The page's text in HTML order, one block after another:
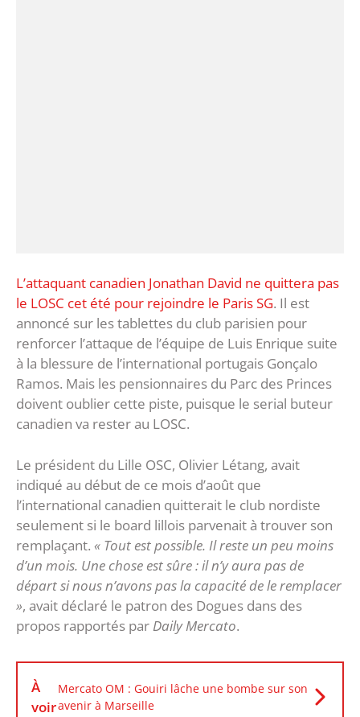
L’attaquant canadien Jonathan David ne quittera pas
le LOSC cet été pour rejoindre le Paris SG. Il est
annoncé sur les tablettes du club parisien pour
renforcer l’attaque de l’équipe de Luis Enrique suite
à la blessure de l’international portugais Gonçalo
Ramos. Mais les pensionnaires du Parc des Princes
doivent oublier cette piste, puisque le serial buteur
canadien va rester au LOSC.
Le président du Lille OSC, Olivier Létang, avait
indiqué au début de ce mois d’août que
l’international canadien quitterait le club nordiste
seulement si le board lillois parvenait à trouver son
remplaçant. « Tout est possible. Il reste un peu moins
d’un mois. Une chose est sûre : il n’y aura pas de
départ si nous n’avons pas la capacité de le remplacer
», avait déclaré le patron des Dogues dans des
propos rapportés par Daily Mercato.
À
voir
Mercato OM : Gouiri lâche une bombe sur son
avenir à Marseille